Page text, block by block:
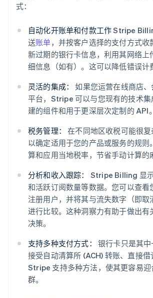
式：
自动化开账单和付款工作Stripe
送账单，并按客户选择的支付方式收
新过期的银行卡信息，利用其网络上
细信息（如有）。这可以降低错误计
灵活的集成：
如果您运营在线商店
平台，Stripe 可以与您现有的技术集
建的组件和用于更深层次定制的 API。
税务管理：
在不同地区收税可能很
以确定适用于您的产品或服务的规则
算和应用当地税率，节省手动计算的
分析和收入跟踪：
Stripe Billing 显
和活跃订阅数量等数据。您可以查看
注册用户，并将其与流失数字（即取
进行比较。这种洞察力有助于做出有
决策。
支持多种支付方式：
银行卡只是其
接受自动清算所 (ACH) 转账、直接借
Stripe 支持多种方法，使其更容易迎
群。